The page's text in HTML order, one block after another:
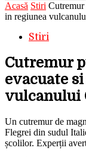
Acasă Stiri Cutremur
in regiunea
Stiri
Cutremur
evacuate
vulcanului
Un cutremur de
Flegrei din sudul
școlilor. Experții